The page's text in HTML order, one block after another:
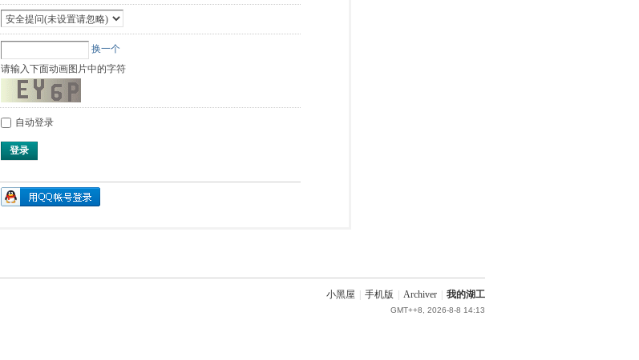
换一个
请输入下面动画图片中的字符
自动登录
登录
小黑屋 手机版 Archiver 我的湖工
GMT++8, 2026-8-8 14:13